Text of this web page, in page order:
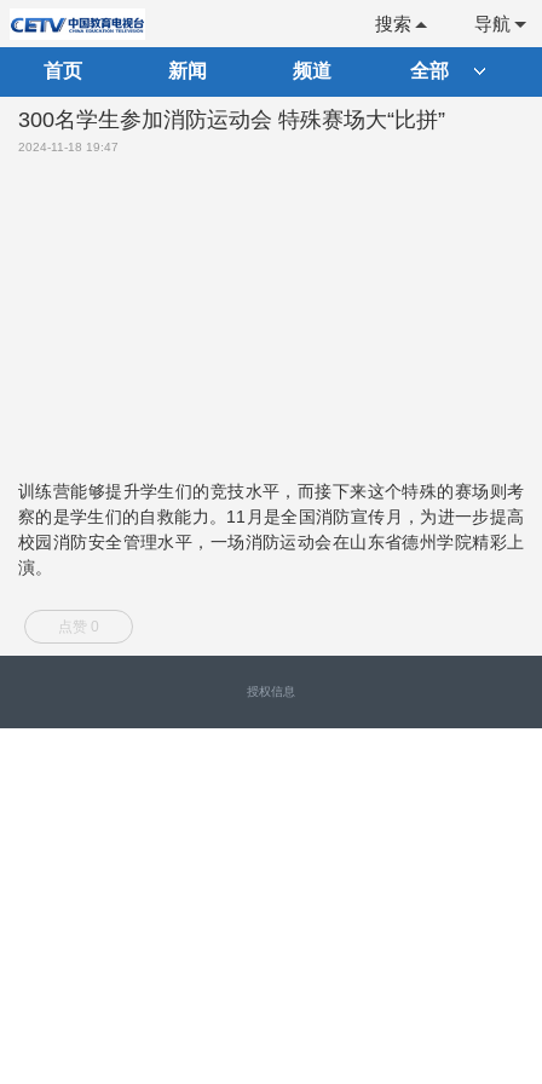
导航
搜索
首页 新闻 频道 全部
300名学生参加消防运动会 特殊赛场大“比拼”
2024-11-18 19:47
训练营能够提升学生们的竞技水平，而接下来这个特殊的赛场则考
察的是学生们的自救能力。11月是全国消防宣传月，为进一步提高
校园消防安全管理水平，一场消防运动会在山东省德州学院精彩上
演。
点赞 0
授权信息